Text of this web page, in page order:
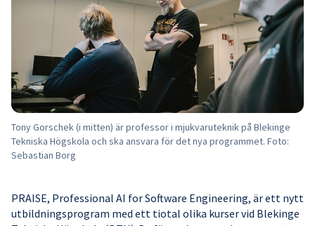
Tony Gorschek (i mitten) är professor i mjukvaruteknik på Blekinge
Tekniska Högskola och ska ansvara för det nya programmet. Foto:
Sebastian Borg
PRAISE, Professional AI for Software Engineering, är ett nytt
utbildningsprogram med ett tiotal olika kurser vid Blekinge